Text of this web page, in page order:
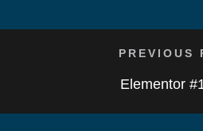
PREVIOUS
Elementor